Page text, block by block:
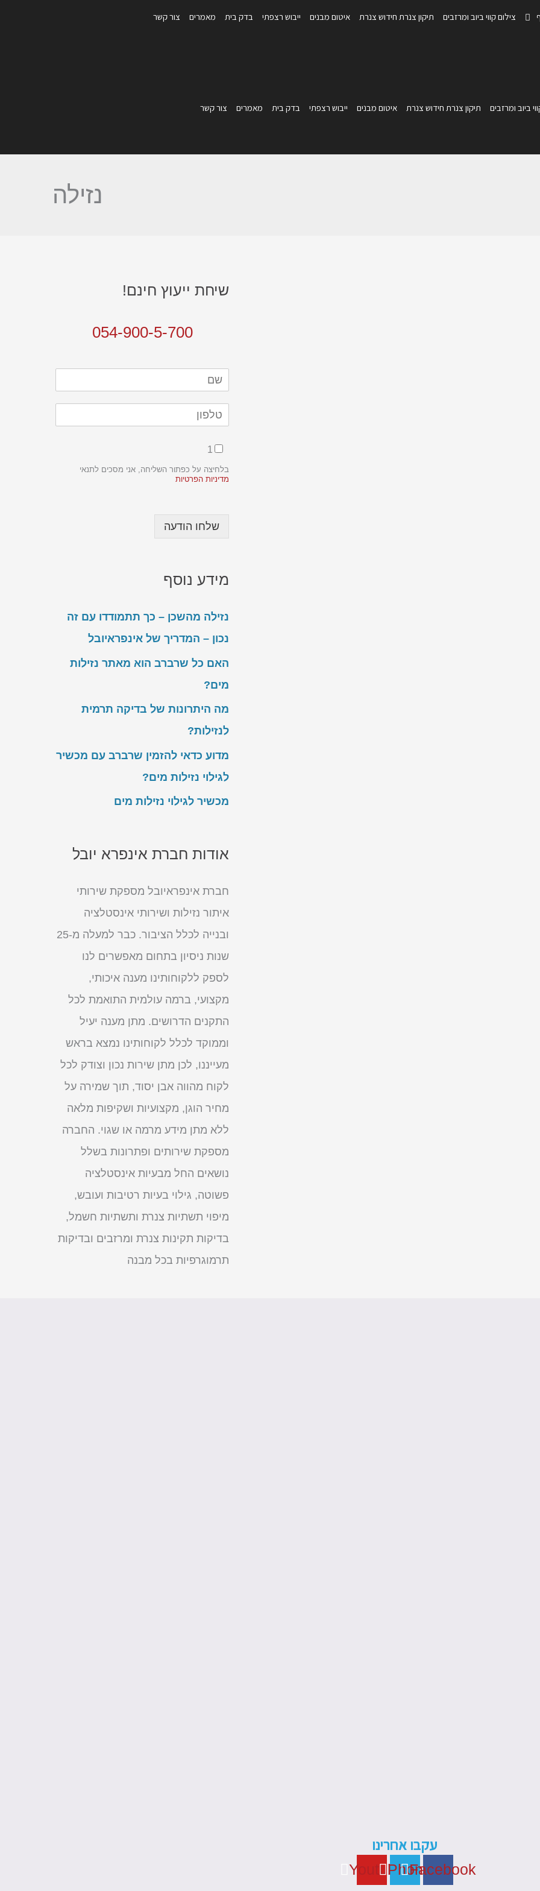
צילום קווי ביוב ומרזבים תיקון צנרת חידוש צנרת איטום מבנים ייבוש רצפתי בדק בית מאמרים צור קשר
ביוב ומרזבים תיקון צנרת חידוש צנרת איטום מבנים ייבוש רצפתי בדק בית מאמרים צור קשר
נזילה
שיחת ייעוץ חינם!
054-900-5-700
1
בלחיצה על כפתור השליחה, אני מסכים לתנאי
מדיניות הפרטיות
שלחו הודעה
מידע נוסף
נזילה מהשכן – כך תתמודדו עם זה
נכון – המדריך של אינפראיובל
האם כל שרברב הוא מאתר נזילות
מים?
מה היתרונות של בדיקה תרמית
לנזילות?
מדוע כדאי להזמין שרברב עם מכשיר
לגילוי נזילות מים?
מכשיר לגילוי נזילות מים
אודות חברת אינפרא יובל
חברת אינפראיובל מספקת שירותי
איתור נזילות ושירותי אינסטלציה
ובנייה לכלל הציבור. כבר למעלה מ-25
שנות ניסיון בתחום מאפשרים לנו
לספק ללקוחותינו מענה איכותי,
מקצועי, ברמה עולמית התואמת לכל
התקנים הדרושים. מתן מענה יעיל
וממוקד לכלל לקוחותינו נמצא בראש
מעייננו, לכן מתן שירות נכון וצודק לכל
לקוח מהווה אבן יסוד, תוך שמירה על
מחיר הוגן, מקצועיות ושקיפות מלאה
ללא מתן מידע מרמה או שגוי. החברה
מספקת שירותים ופתרונות בשלל
נושאים החל מבעיות אינסטלציה
פשוטה, גילוי בעיות רטיבות ועובש,
מיפוי תשתיות צנרת ותשתיות חשמל,
בדיקות תקינות צנרת ומרזבים ובדיקות
תרמוגרפיות בכל מבנה
עקבו אחרינו
Facebook
Phone
Youtube